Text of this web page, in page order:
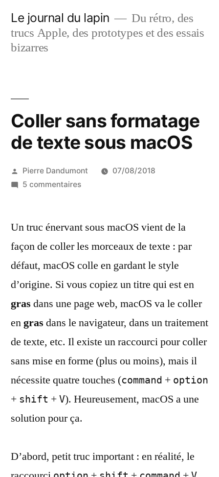
contenu
Le journal du lapin
Du rétro, des
trucs Apple, des prototypes et des essais
bizarres
Coller sans formatage
de texte sous macOS
Publié
par
Pierre Dandumont
07/08/2018
5 commentairessur
formatage
texte
sous
macOS
Un truc énervant sous macOS vient de la
façon de coller les morceaux de texte : par
défaut, macOS colle en gardant le style
d’origine. Si vous copiez un titre qui est en
gras dans une page web, macOS va le coller
engras dans le navigateur, dans un traitement
de texte, etc. Il existe un raccourci pour coller
sans mise en forme (plus ou moins), mais il
nécessite quatre touches (command + option
+ shift + V). Heureusement, macOS a une
solution pour ça.
D’abord, petit truc important : en réalité, le